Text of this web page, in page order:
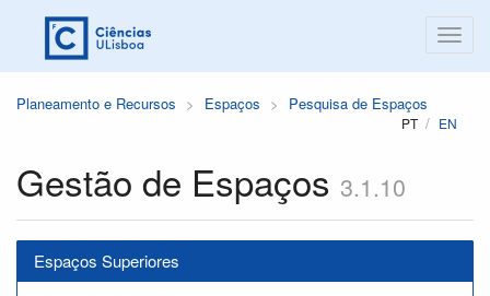
Planeamento e Recursos Espaços Pesquisa de Espaços
PT EN
Gestão de Espaços 3.1.10
Espaços Superiores